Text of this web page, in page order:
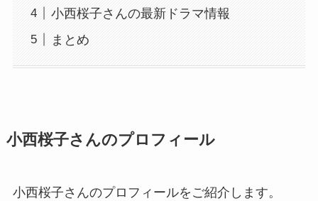
小西桜子さんの最新ドラマ情報
まとめ
小西桜子さんのプロフィール
小西桜子さんのプロフィールをご紹介します。